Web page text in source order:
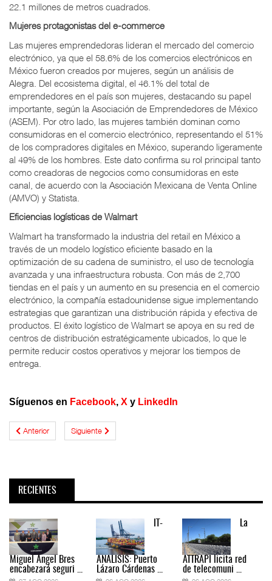
22.1 millones de metros cuadrados.
Mujeres protagonistas del e-commerce
Las mujeres emprendedoras lideran el mercado del comercio
electrónico, ya que el 58.6% de los comercios electrónicos en
México fueron creados por mujeres, según un análisis de
Alegra. Del ecosistema digital, el 46.1% del total de
emprendedores en el país son mujeres, destacando su papel
importante, según la Asociación de Emprendedores de México
(ASEM). Por otro lado, las mujeres también dominan como
consumidoras en el comercio electrónico, representando el 51%
de los compradores digitales en México, superando ligeramente
al 49% de los hombres. Este dato confirma su rol principal tanto
como creadoras de negocios como consumidoras en este
canal, de acuerdo con la Asociación Mexicana de Venta Online
(AMVO) y Statista.
Eficiencias logísticas de Walmart
Walmart ha transformado la industria del retail en México a
través de un modelo logístico eficiente basado en la
optimización de su cadena de suministro, el uso de tecnología
avanzada y una infraestructura robusta. Con más de 2,700
tiendas en el país y un aumento en su presencia en el comercio
electrónico, la compañía estadounidense sigue implementando
estrategias que garantizan una distribución rápida y efectiva de
productos. El éxito logístico de Walmart se apoya en su red de
centros de distribución estratégicamente ubicados, lo que le
permite reducir costos operativos y mejorar los tiempos de
entrega.
Síguenos en Facebook, X y LinkedIn
Anterior Siguiente
RECIENTES
Miguel Ángel Bres
encabezará seguri ...
IT-
ANÁLISIS: Puerto
Lázaro Cárdenas ...
La
ATTRAPI licita red
de telecomuni ...